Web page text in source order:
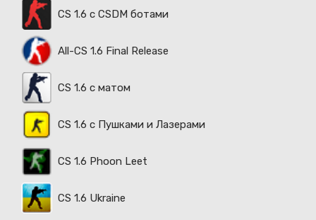
CS 1.6 с CSDM ботами
All-CS 1.6 Final Release
CS 1.6 с матом
CS 1.6 с Пушками и Лазерами
CS 1.6 Phoon Leet
CS 1.6 Ukraine